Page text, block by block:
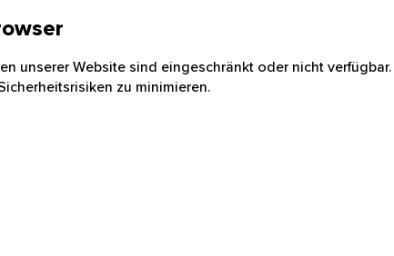
unserer Website sind eingeschränkt oder nicht
zu minimieren.